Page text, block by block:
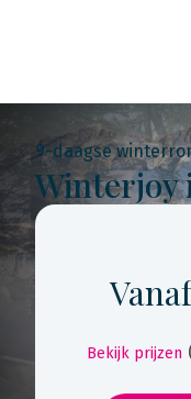
9-daagse
Winterjoy
Bekijk prijzen